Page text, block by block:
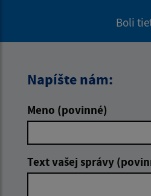
Boli
Napíšte nám:
Meno (povinné)
Text vašej správy